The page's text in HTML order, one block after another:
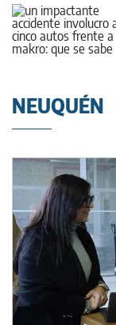
NEUQUÉN